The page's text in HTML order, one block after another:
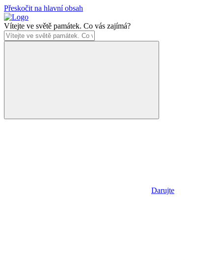
Přeskočit na hlavní obsah
Vítejte ve světě památek. Co vás zajímá?
Darujte